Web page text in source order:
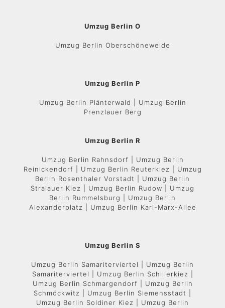
Umzug Berlin O
Umzug Berlin Oberschöneweide
Umzug Berlin P
Umzug Berlin Plänterwald | Umzug Berlin
Prenzlauer Berg
Umzug Berlin R
Umzug Berlin Rahnsdorf | Umzug Berlin
Reinickendorf | Umzug Berlin Reuterkiez | Umzug
Berlin Rosenthaler Vorstadt | Umzug Berlin
Stralauer Kiez | Umzug Berlin Rudow | Umzug
Berlin Rummelsburg | Umzug Berlin
Alexanderplatz | Umzug Berlin Karl-Marx-Allee
Umzug Berlin S
Umzug Berlin Samariterviertel | Umzug Berlin
Samariterviertel | Umzug Berlin Schillerkiez |
Umzug Berlin Schmargendorf | Umzug Berlin
Schmöckwitz | Umzug Berlin Siemensstadt |
Umzug Berlin Soldiner Kiez | Umzug Berlin